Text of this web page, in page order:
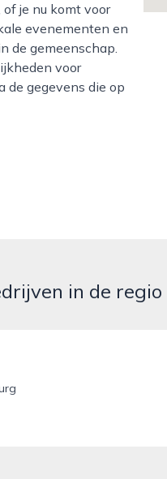
je nu komt voor
evenementen en
de gemeenschap.
voor
de gegevens die op
in de regio